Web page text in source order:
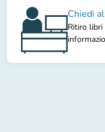
Chiedi
Ritiro